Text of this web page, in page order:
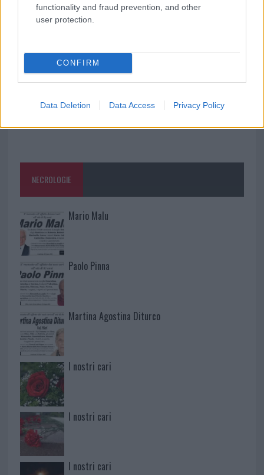
functionality and fraud prevention, and other
user protection.
CONFIRM
Data Deletion Data Access Privacy Policy
Salmo finisce in ospedale a Catania, ma il tour
NECROLOGIE
Mario Malu
Paolo Pinna
Martina Agostina Diturco
I nostri cari
I nostri cari
I nostri cari